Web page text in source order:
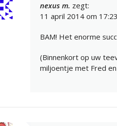
nexus m. zegt:
11 april 2014 om 17:23
BAM! Het enorme
(Binnenkort op uw
miljoentje met Fred en